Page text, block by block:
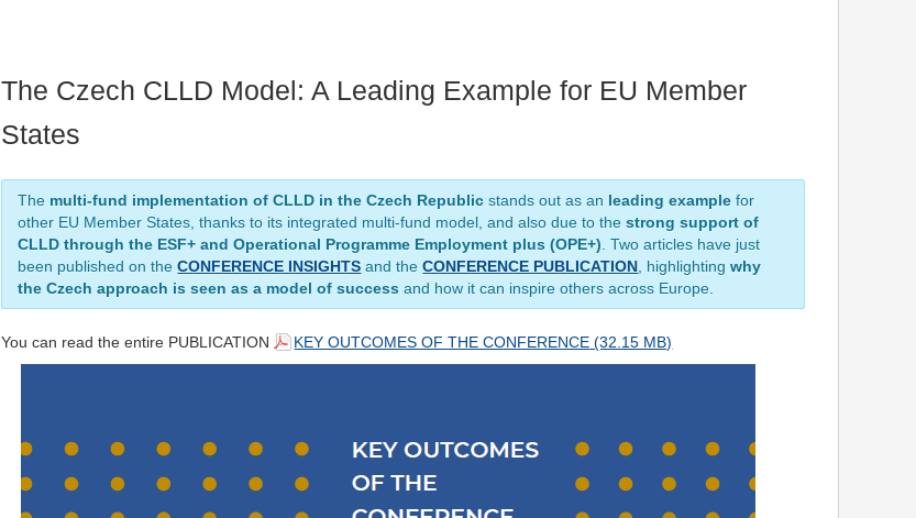
The Czech CLLD Model: A Leading Example for EU Member
States
The multi-fund implementation of CLLD in the Czech Republic stands out as an leading example for
other EU Member States, thanks to its integrated multi-fund model, and also due to thestrong support of
CLLD through the ESF+ and Operational Programme Employment plus (OPE+) . Two articles have just
been published on theCONFERENCE INSIGHTS and theCONFERENCE PUBLICATION , highlightingwhy
the Czech approach is seen as a model of success and how it can inspire others across Europe.
You can read the entire PUBLICATION KEY OUTCOMES OF THE CONFERENCE